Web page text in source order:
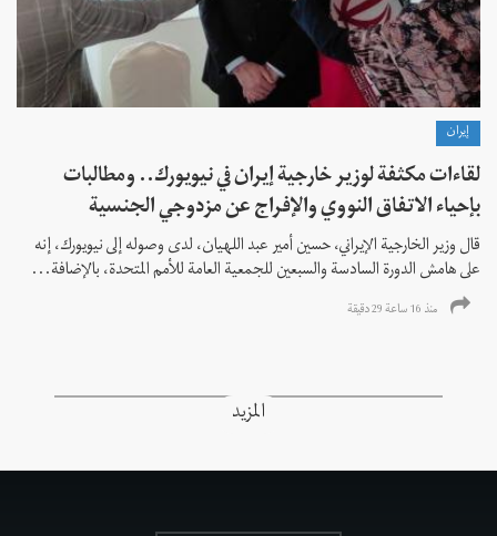
إيران
لقاءات مكثفة لوزير خارجية إيران في نيويورك.. ومطالبات
بإحياء الاتفاق النووي والإفراج عن مزدوجي الجنسية
قال وزير الخارجية الإيراني، حسين أمير عبد اللهيان، لدى وصوله إلى نيويورك، إنه
على هامش الدورة السادسة والسبعين للجمعية العامة للأمم المتحدة، بالإضافة...
منذ 16 ساعة 29 دقیقة
المزيد